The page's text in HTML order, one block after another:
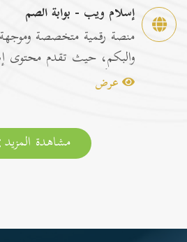
إسلام ويب - بوابة الصم
منصة رقمية متخصصة
والبكم، حيث تقدم محتوى
مترجماً با...
عرض
مشاهدة المزيد